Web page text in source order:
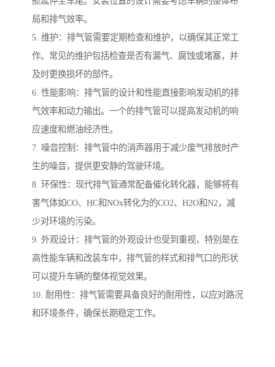
局和排气效率。
5. 维护：排气管需要定期检查和维护，以确保其正常工
作。常见的维护包括检查是否有漏气、腐蚀或堵塞，并
及时更换损坏的部件。
6. 性能影响：排气管的设计和性能直接影响发动机的排
气效率和动力输出。一个的排气管可以提高发动机的响
应速度和燃油经济性。
7. 噪音控制：排气管中的消声器用于减少废气排放时产
生的噪音，提供更安静的驾驶环境。
8. 环保性：现代排气管通常配备催化转化器，能够将有
害气体如CO、HC和NOx转化为的CO2、H2O和N2，减
少对环境的污染。
9. 外观设计：排气管的外观设计也受到重视，特别是在
高性能车辆和改装车中，排气管的样式和排气口的形状
可以提升车辆的整体视觉效果。
10. 耐用性：排气管需要具备良好的耐用性，以应对路况
和环境条件，确保长期稳定工作。